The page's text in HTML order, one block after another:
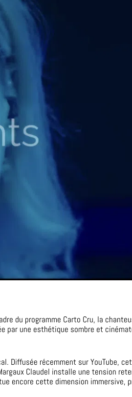
du programme Carto Cru, la
par une esthétique sombre et
Diffusée récemment sur YouTube,
Claudel installe une tension
encore cette dimension immersive,